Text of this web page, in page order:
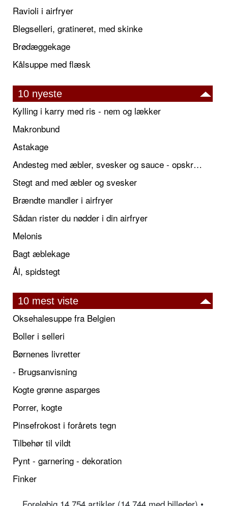
Ravioli i airfryer
Blegselleri, gratineret, med skinke
Brødæggekage
Kålsuppe med flæsk
10 nyeste
Kylling i karry med ris - nem og lækker
Makronbund
Astakage
Andesteg med æbler, svesker og sauce - opskrift også til jul
Stegt and med æbler og svesker
Brændte mandler i airfryer
Sådan rister du nødder i din airfryer
Melonis
Bagt æblekage
Ål, spidstegt
10 mest viste
Oksehalesuppe fra Belgien
Boller i selleri
Børnenes livretter
- Brugsanvisning
Kogte grønne asparges
Porrer, kogte
Pinsefrokost i forårets tegn
Tilbehør til vildt
Pynt - garnering - dekoration
Finker